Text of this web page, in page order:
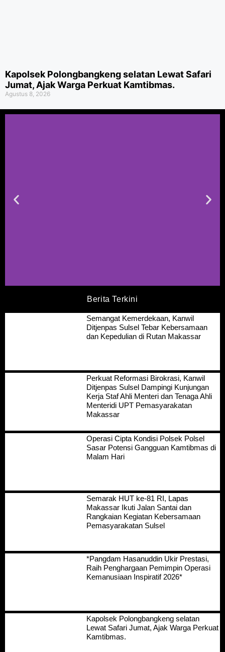
Kapolsek Polongbangkeng selatan Lewat Safari
Jumat, Ajak Warga Perkuat Kamtibmas.
Agustus 8, 2026
Berita Terkini
Semangat Kemerdekaan, Kanwil
Ditjenpas Sulsel Tebar Kebersamaan
dan Kepedulian di Rutan Makassar
Perkuat Reformasi Birokrasi, Kanwil
Ditjenpas Sulsel Dampingi Kunjungan
Kerja Staf Ahli Menteri dan Tenaga Ahli
Menteridi UPT Pemasyarakatan
Makassar
Operasi Cipta Kondisi Polsek Polsel
Sasar Potensi Gangguan Kamtibmas di
Malam Hari
Semarak HUT ke-81 RI, Lapas
Makassar Ikuti Jalan Santai dan
Rangkaian Kegiatan Kebersamaan
Pemasyarakatan Sulsel
*Pangdam Hasanuddin Ukir Prestasi,
Raih Penghargaan Pemimpin Operasi
Kemanusiaan Inspiratif 2026*
Kapolsek Polongbangkeng selatan
Lewat Safari Jumat, Ajak Warga Perkuat
Kamtibmas.